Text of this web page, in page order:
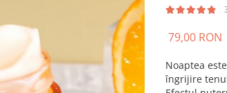
79,00 RON
Noaptea
îngrijire